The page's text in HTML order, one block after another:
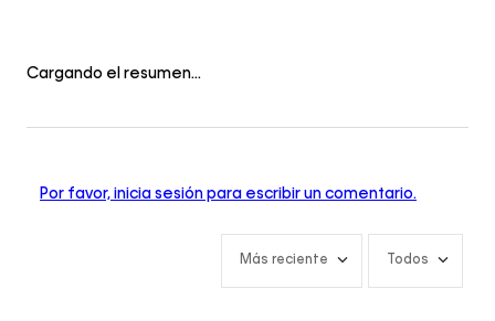
Cargando el resumen…
Por favor, inicia sesión para escribir un comentario.
Más reciente Todos